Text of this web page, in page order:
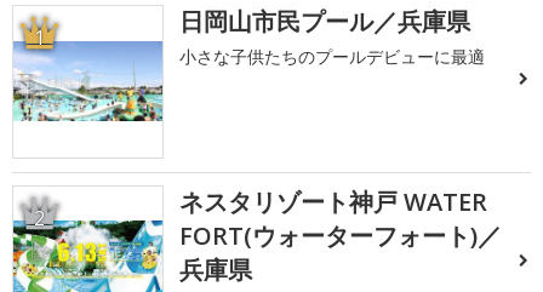
1 日岡山市民プール／兵庫県
小さな子供たちのプールデビューに最適
2
ネスタリゾート神戸 WATER
FORT(ウォーターフォート)／
兵庫県